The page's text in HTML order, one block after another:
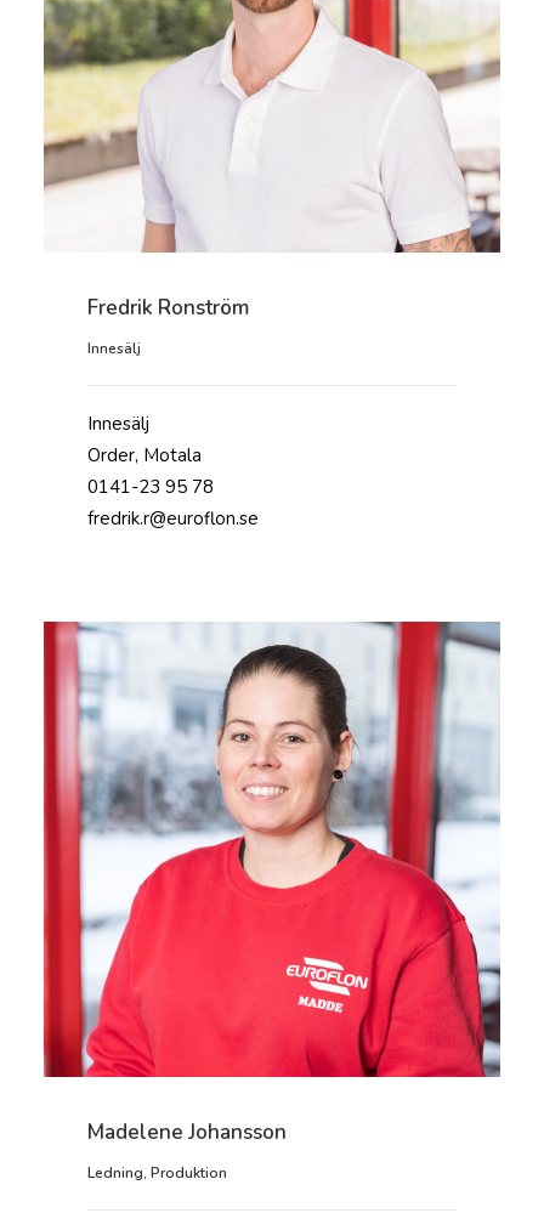
Fredrik Ronström
Innesälj
Innesälj
Order, Motala
0141-23 95 78
fredrik.r@euroflon.se
Madelene Johansson
Ledning, Produktion